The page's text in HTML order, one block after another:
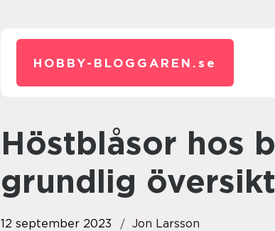
HOBBY-BLOGGAREN. se
Höstblåsor hos barn: En
grundlig översikt
12 september 2023 Jon Larsson